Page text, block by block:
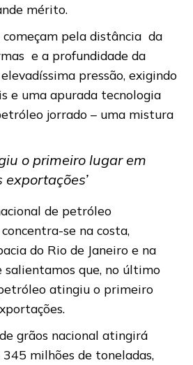
mérito.
começam pela distância da
e a profundidade da
pressão, exigindo
e uma apurada tecnologia
jorrado – uma mistura
o primeiro lugar em
exportações’
de petróleo
se na costa,
do Rio de Janeiro e na
salientamos que, no último
atingiu o primeiro
grãos nacional atingirá
345 milhões de toneladas,